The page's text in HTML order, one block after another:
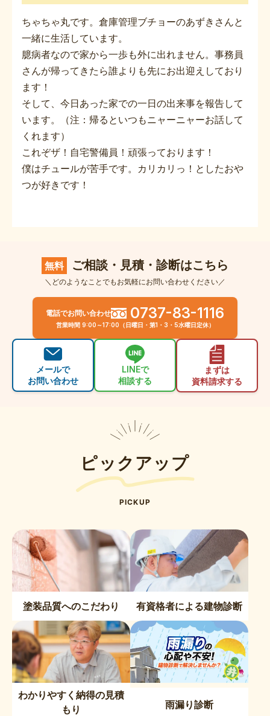
ちゃちゃ丸です。倉庫管理ブチョーのあずきさんと
一緒に生活しています。
臆病者なので家から一歩も外に出れません。事務員
さんが帰ってきたら誰よりも先にお出迎えしており
ます！
そして、今日あった家での一日の出来事を報告して
います。（注：帰るといつもニャーニャーお話して
くれます）
これぞザ！自宅警備員！頑張っております！
僕はチュールが苦手です。カリカリっ！としたおや
つが好きです！
無料 ご相談・見積・診断はこちら
＼どのようなことでもお気軽にお問い合わせください／
電話でお問い合わせ 0737-83-1116
営業時間 9:00～17:00（日曜日・第1・3・5水曜日定休）
メールで
お問い合わせ
LINEで
相談する
まずは
資料請求する
ピックアップ
PICKUP
塗装品質へのこだわり 有資格者による建物診断
わかりやすく納得の見積
もり
雨漏り診断